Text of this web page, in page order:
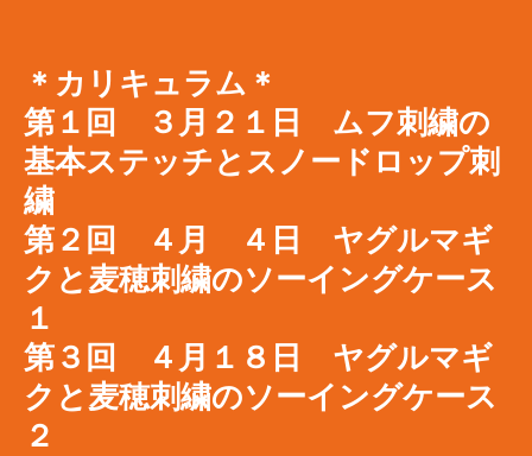
＊カリキュラム＊
第１回 ３月２１日 ムフ刺繍の
基本ステッチとスノードロップ刺
繍
第２回 ４月 ４日 ヤグルマギ
クと麦穂刺繍のソーイングケース
１
第３回 ４月１８日 ヤグルマギ
クと麦穂刺繍のソーイングケース
２